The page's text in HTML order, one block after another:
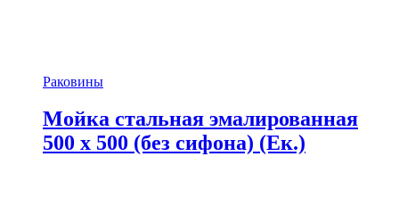
Раковины
Мойка стальная эмалированная
500 x 500 (без сифона) (Ек.)